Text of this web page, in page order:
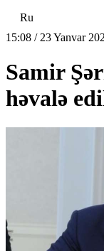
Ru
15:08 / 23 Yanvar
Samir
həvalə